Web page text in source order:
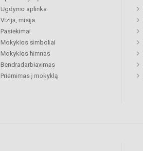
Ugdymo aplinka
Vizija, misija
Pasiekimai
Mokyklos simboliai
Mokyklos himnas
Bendradarbiavimas
Priėmimas į mokyklą